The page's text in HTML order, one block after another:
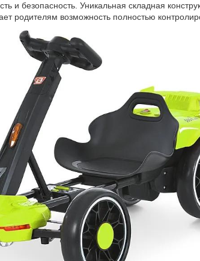
и безопасность. Уникальная складная
родителям возможность полностью